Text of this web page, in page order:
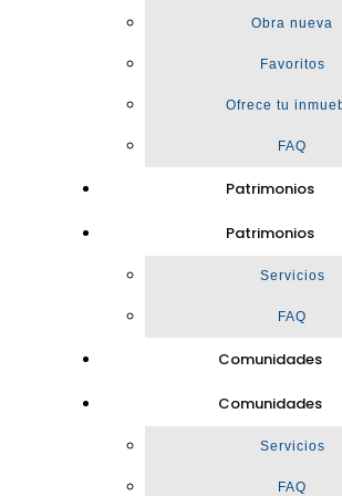
Obra nueva
Favoritos
Ofrece tu
FAQ
Patrimonios
Patrimonios
Servicios
FAQ
Comunidades
Comunidades
Servicios
FAQ